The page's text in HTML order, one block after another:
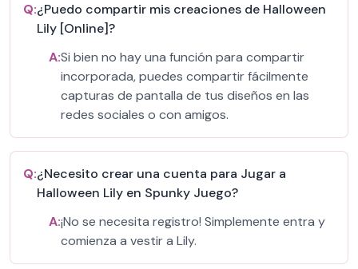
Q:¿Puedo compartir mis creaciones de Halloween
Lily [Online]?
A:Si bien no hay una función para compartir
incorporada, puedes compartir fácilmente
capturas de pantalla de tus diseños en las
redes sociales o con amigos.
Q:¿Necesito crear una cuenta para Jugar a
Halloween Lily en Spunky Juego?
A:¡No se necesita registro! Simplemente entra y
comienza a vestir a Lily.